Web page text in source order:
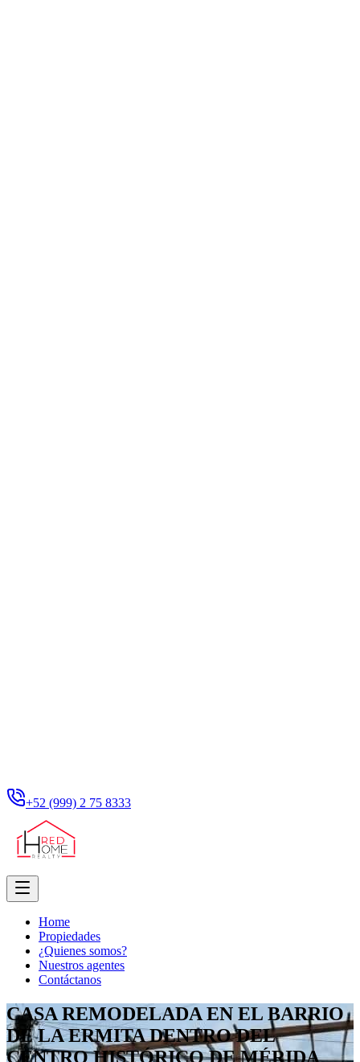
+52 (999) 2 75 8333
Home
Propiedades
¿Quienes somos?
Nuestros agentes
Contáctanos
CASA REMODELADA EN EL BARRIO
DE LA ERMITA DENTRO DEL
CENTRO HISTÓRICO DE MÉRIDA